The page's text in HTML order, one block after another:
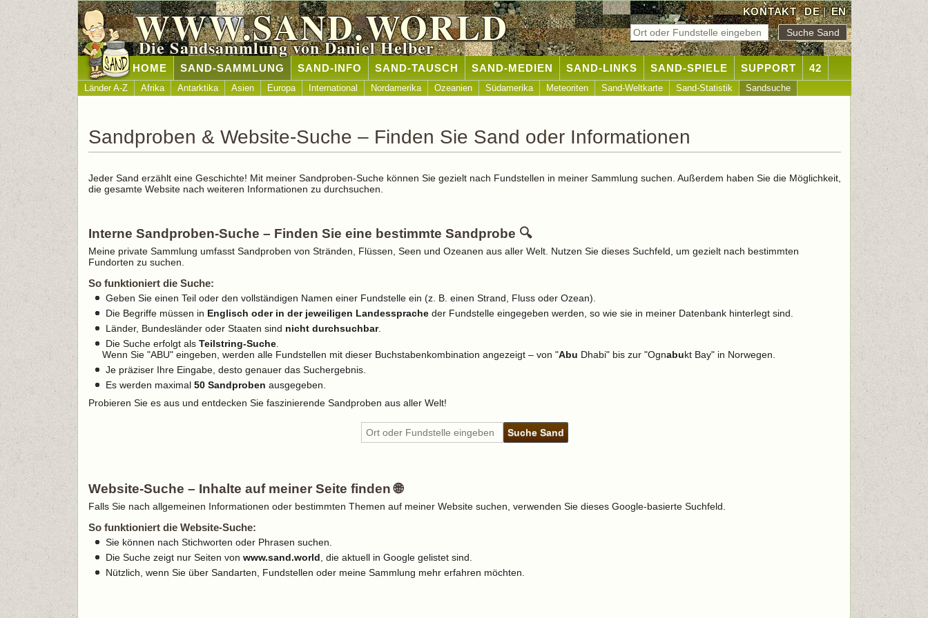
KONTAKT DE|EN
WWW.SAND.WORLD
Die Sandsammlung von Daniel Helber
HOME SAND-SAMMLUNG SAND-INFO SAND-TAUSCH SAND-MEDIEN SAND-LINKS SAND-SPIELE SUPPORT 42
Länder A-Z Afrika Antarktika Asien Europa International Nordamerika Ozeanien Südamerika Meteoriten Sand-Weltkarte Sand-Statistik Sandsuche
Sandproben & Website-Suche – Finden Sie Sand oder Informationen
Jeder Sand erzählt eine Geschichte! Mit meiner Sandproben-Suche können Sie gezielt nach Fundstellen in meiner Sammlung suchen. Außerdem haben Sie die Möglichkeit,
die gesamte Website nach weiteren Informationen zu durchsuchen.
Interne Sandproben-Suche – Finden Sie eine bestimmte Sandprobe 🔍
Meine private Sammlung umfasst Sandproben von Stränden, Flüssen, Seen und Ozeanen aus aller Welt. Nutzen Sie dieses Suchfeld, um gezielt nach bestimmten
Fundorten zu suchen.
So funktioniert die Suche:
Geben Sie einen Teil oder den vollständigen Namen einer Fundstelle ein (z. B. einen Strand, Fluss oder Ozean).
Die Begriffe müssen in Englisch oder in der jeweiligen Landessprache der Fundstelle eingegeben werden, so wie sie in meiner Datenbank hinterlegt sind.
Länder, Bundesländer oder Staaten sind nicht durchsuchbar.
Die Suche erfolgt als Teilstring-Suche
Wenn Sie "ABU" eingeben, werden alle Fundstellen mit dieser Buchstabenkombination angezeigt – von "Abu Dhabi" bis zur "Ognabukt Bay" in Norwegen.
Je präziser Ihre Eingabe, desto genauer das Suchergebnis.
Es werden maximal 50 Sandproben ausgegeben.
Probieren Sie es aus und entdecken Sie faszinierende Sandproben aus aller Welt!
Website-Suche – Inhalte auf meiner Seite finden 🌐
Falls Sie nach allgemeinen Informationen oder bestimmten Themen auf meiner Website suchen, verwenden Sie dieses Google-basierte Suchfeld.
So funktioniert die Website-Suche:
Sie können nach Stichworten oder Phrasen suchen.
Die Suche zeigt nur Seiten von www.sand.world , die aktuell in Google gelistet sind.
Nützlich, wenn Sie über Sandarten, Fundstellen oder meine Sammlung mehr erfahren möchten.